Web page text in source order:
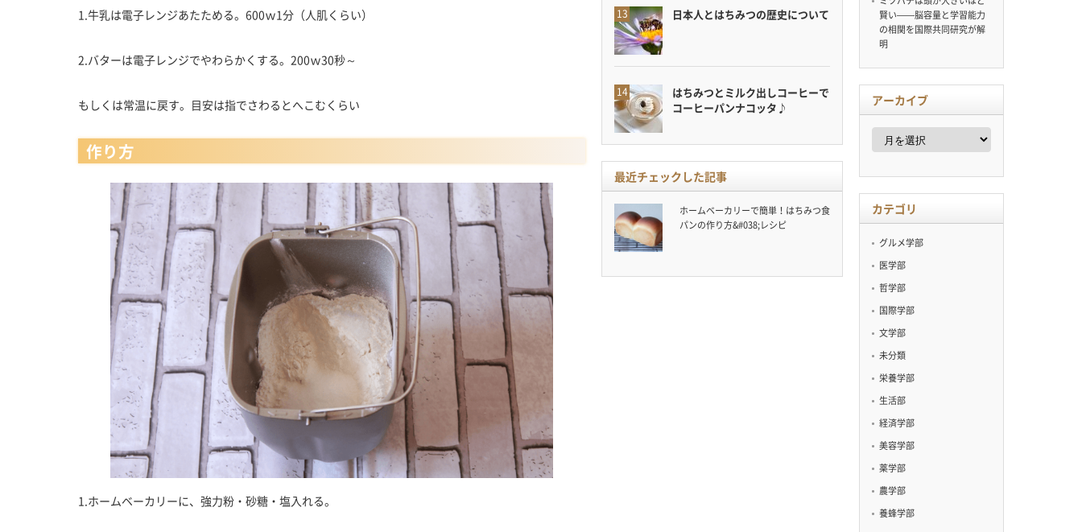
1.牛乳は電子レンジあたためる。600ｗ1分（人肌くらい）
2.バターは電子レンジでやわらかくする。200ｗ30秒～
もしくは常温に戻す。目安は指でさわるとへこむくらい
作り方
1.ホームベーカリーに、強力粉・砂糖・塩入れる。
日本人とはちみつの歴史について
はちみつとミルク出しコーヒーで
コーヒーパンナコッタ♪
最近チェックした記事
ホームベーカリーで簡単！はちみつ食
パンの作り方&#038;レシピ
賢い——脳容量と学習能力
の相関を国際共同研究が解
明
アーカイブ
ア
イ
カテゴリ
グルメ学部
医学部
哲学部
国際学部
文学部
未分類
栄養学部
生活部
経済学部
美容学部
薬学部
農学部
養蜂学部